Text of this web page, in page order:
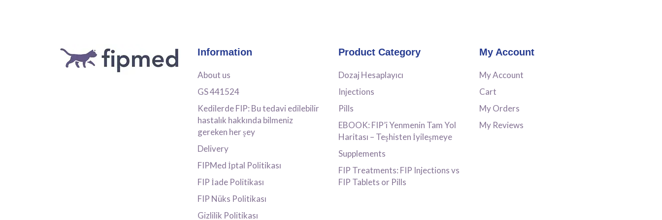
Information
About us
GS 441524
Kedilerde FIP: Bu tedavi edilebilir
hastalık hakkında bilmeniz
gereken her şey
Delivery
FIPMed İptal Politikası
FIP İade Politikası
FIP Nüks Politikası
Gizlilik Politikası
Product Category
Dozaj Hesaplayıcı
Injections
Pills
EBOOK: FIP’i Yenmenin Tam Yol
Haritası – Teşhisten İyileşmeye
Supplements
FIP Treatments: FIP Injections vs
FIP Tablets or Pills
My Account
My Account
Cart
My Orders
My Reviews